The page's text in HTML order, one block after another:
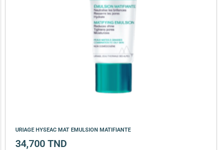
URIAGE HYSEAC MAT EMULSION MATIFIANTE
34,700 TND